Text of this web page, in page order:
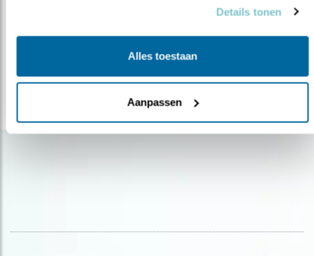
Details tonen
Alles toestaan
Aanpassen
Goudplevieren en veel meer moois
01.09.20Topvogelkijkplek: Workumerwaard
lees meer